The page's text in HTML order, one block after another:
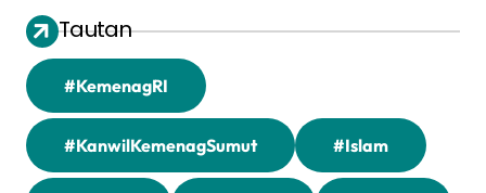
Tautan
#KemenagRI
#KanwilKemenagSumut #Islam